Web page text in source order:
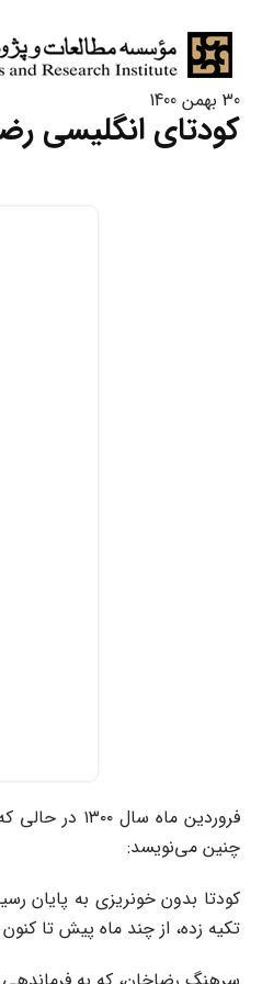
30 بهمن 1400
کودتای انگلیسی
فروردین
چنین می‌نویسد:
کودتا بدون خونریزی به پایان
تکیه زده، از چند ماه پیش تا